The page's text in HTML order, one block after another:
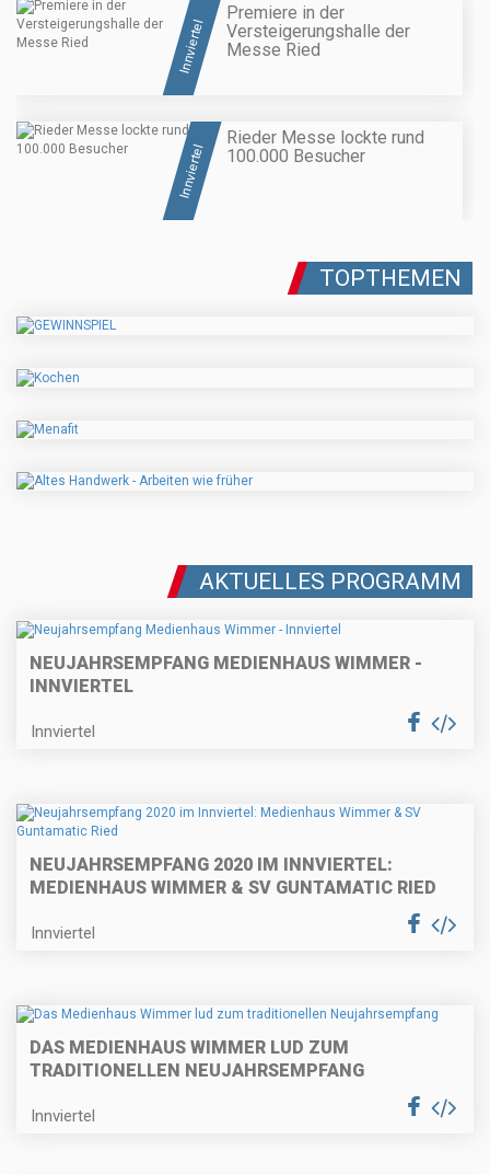
Innviertel
Premiere in der
Versteigerungshalle der
Messe Ried
Innviertel
Rieder Messe lockte rund
100.000 Besucher
TOPTHEMEN
AKTUELLES PROGRAMM
NEUJAHRSEMPFANG MEDIENHAUS WIMMER -
INNVIERTEL
Innviertel
NEUJAHRSEMPFANG 2020 IM INNVIERTEL:
MEDIENHAUS WIMMER & SV GUNTAMATIC RIED
Innviertel
DAS MEDIENHAUS WIMMER LUD ZUM
TRADITIONELLEN NEUJAHRSEMPFANG
Innviertel